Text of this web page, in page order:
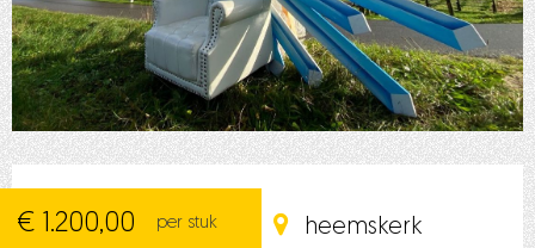
€ 1.200,00 per stuk heemskerk